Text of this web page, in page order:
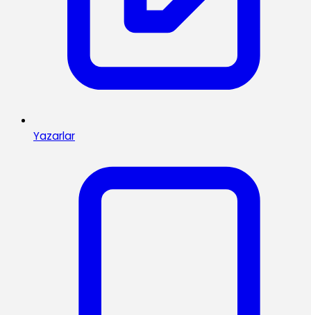
Yazarlar